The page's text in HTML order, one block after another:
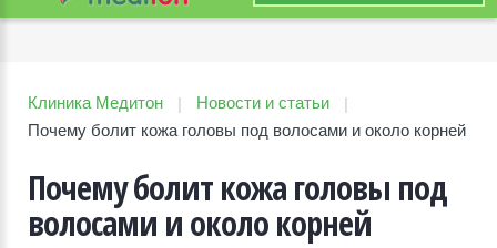
Клиника Медитон | Новости и статьи
|
Почему болит кожа головы под волосами и около корней
Почему болит кожа головы под
волосами и около корней